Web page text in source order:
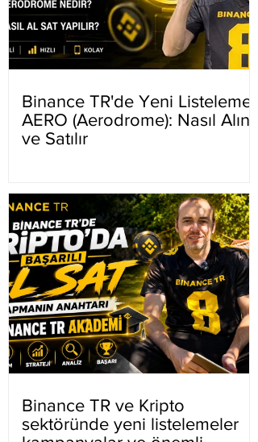
Binance TR'de Yeni Listeleme
AERO (Aerodrome): Nasıl Alınır
ve Satılır
Binance TR ve Kripto
sektöründe yeni listelemeler